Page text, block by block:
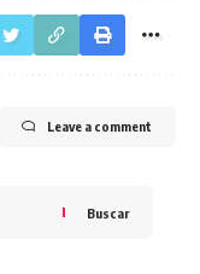
Leave a comment
Buscar